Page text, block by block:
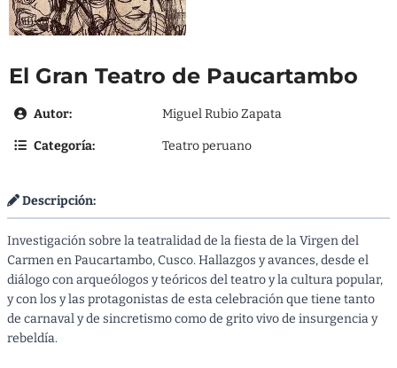
El Gran Teatro de Paucartambo
Autor: Miguel Rubio Zapata
Categoría: Teatro peruano
Descripción:
Investigación sobre la teatralidad de la fiesta de la Virgen del
Carmen en Paucartambo, Cusco. Hallazgos y avances, desde el
diálogo con arqueólogos y teóricos del teatro y la cultura popular,
y con los y las protagonistas de esta celebración que tiene tanto
de carnaval y de sincretismo como de grito vivo de insurgencia y
rebeldía.